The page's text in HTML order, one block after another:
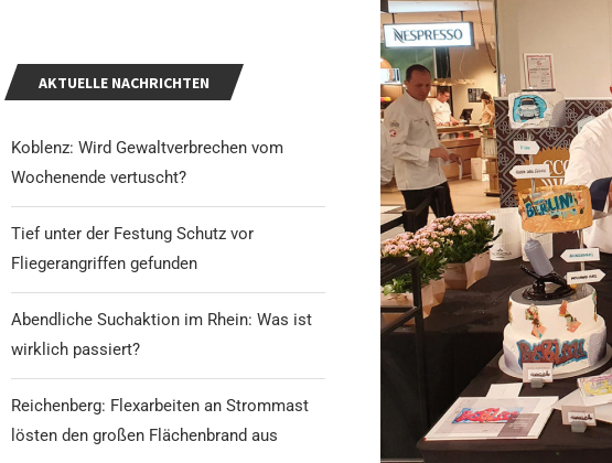
AKTUELLE NACHRICHTEN
Koblenz: Wird Gewaltverbrechen vom
Wochenende vertuscht?
Tief unter der Festung Schutz vor
Fliegerangriffen gefunden
Abendliche Suchaktion im Rhein: Was ist
wirklich passiert?
Reichenberg: Flexarbeiten an Strommast
lösten den großen Flächenbrand aus